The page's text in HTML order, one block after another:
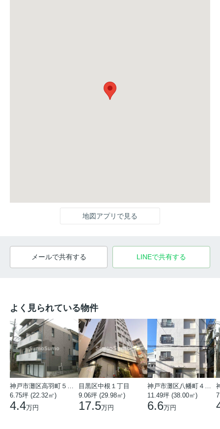
地図アプリで見る
メールで共有する LINEで共有する
よく見られている物件
6.75坪 (22.32㎡)
4.4万円
目黒区中根１丁目
9.06坪 (29.98㎡)
17.5万円
11.49坪 (38.00㎡)
6.6万円